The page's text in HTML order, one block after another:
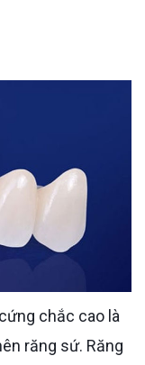
răng sứ. Răng